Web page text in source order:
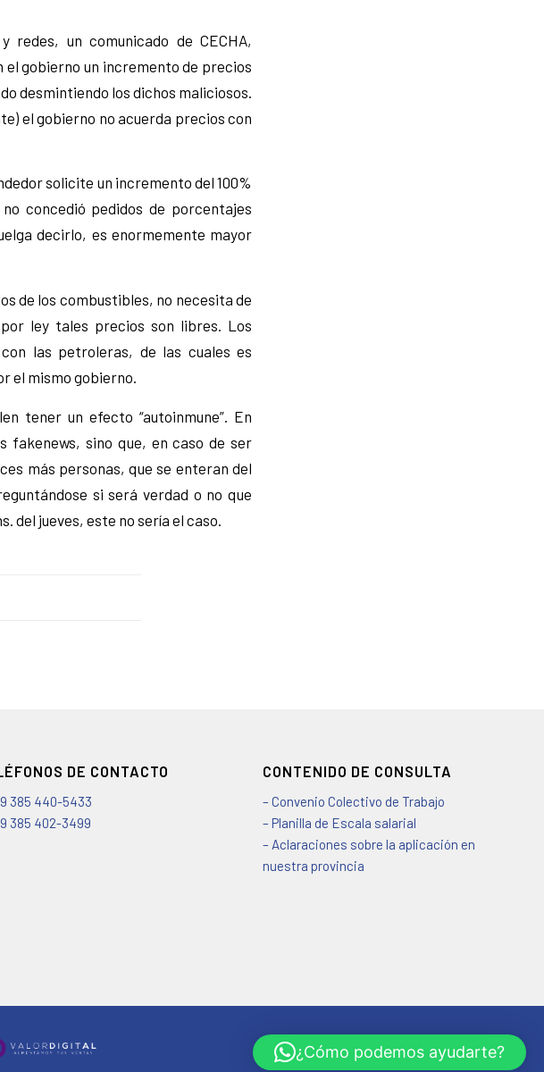
un comunicado de CECHA,
gobierno un incremento de precios
desmintiendo los dichos maliciosos.
el gobierno no acuerda precios con
solicite un incremento del 100%
concedió pedidos de porcentajes
decirlo, es enormemente mayor
de los combustibles, no necesita de
ley tales precios son libres. Los
las petroleras, de las cuales es
el mismo gobierno.
tener un efecto “autoinmune”. En
sino que, en caso de ser
más personas, que se enteran del
si será verdad o no que
del jueves, este no sería el caso.
DE CONTACTO
385 440-5433
385 402-3499
CONTENIDO DE CONSULTA
– Convenio Colectivo de Trabajo
– Planilla de Escala salarial
– Aclaraciones sobre la aplicación en
nuestra provincia
¿Cómo podemos ayudarte?